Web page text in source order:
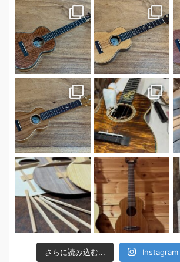
さらに読み込む... Instagram